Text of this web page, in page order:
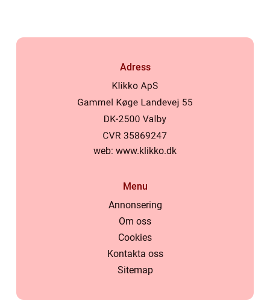
Adress
web: www.klikko.dk
Menu
Annonsering
Om oss
Cookies
Kontakta oss
Sitemap